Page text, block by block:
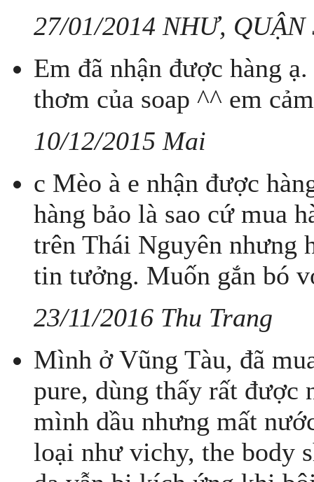
27/01/2014 NHƯ, QUẬN
Em đã nhận được hàng
thơm của soap ^^ em
10/12/2015 Mai
c Mèo à e nhận được
hàng bảo là sao cứ mua
trên Thái Nguyên nhưng
tin tưởng. Muốn gắn bó
23/11/2016 Thu Trang
Mình ở Vũng Tàu, đã
pure, dùng thấy rất được
mình dầu nhưng mất
loại như vichy, the body